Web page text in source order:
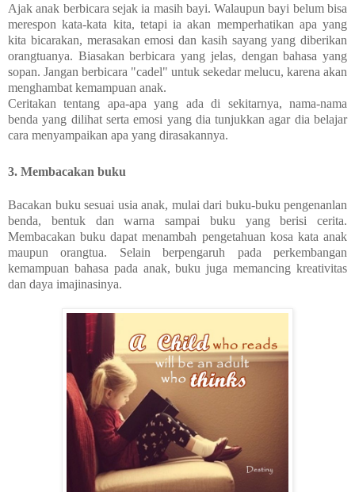
Ajak anak berbicara sejak ia masih bayi. Walaupun bayi belum bisa
merespon kata-kata kita, tetapi ia akan memperhatikan apa yang
kita bicarakan, merasakan emosi dan kasih sayang yang diberikan
orangtuanya. Biasakan berbicara yang jelas, dengan bahasa yang
sopan. Jangan berbicara "cadel" untuk sekedar melucu, karena akan
menghambat kemampuan anak.
Ceritakan tentang apa-apa yang ada di sekitarnya, nama-nama
benda yang dilihat serta emosi yang dia tunjukkan agar dia belajar
cara menyampaikan apa yang dirasakannya.
3. Membacakan buku
Bacakan buku sesuai usia anak, mulai dari buku-buku pengenanlan
benda, bentuk dan warna sampai buku yang berisi cerita.
Membacakan buku dapat menambah pengetahuan kosa kata anak
maupun orangtua. Selain berpengaruh pada perkembangan
kemampuan bahasa pada anak, buku juga memancing kreativitas
dan daya imajinasinya.